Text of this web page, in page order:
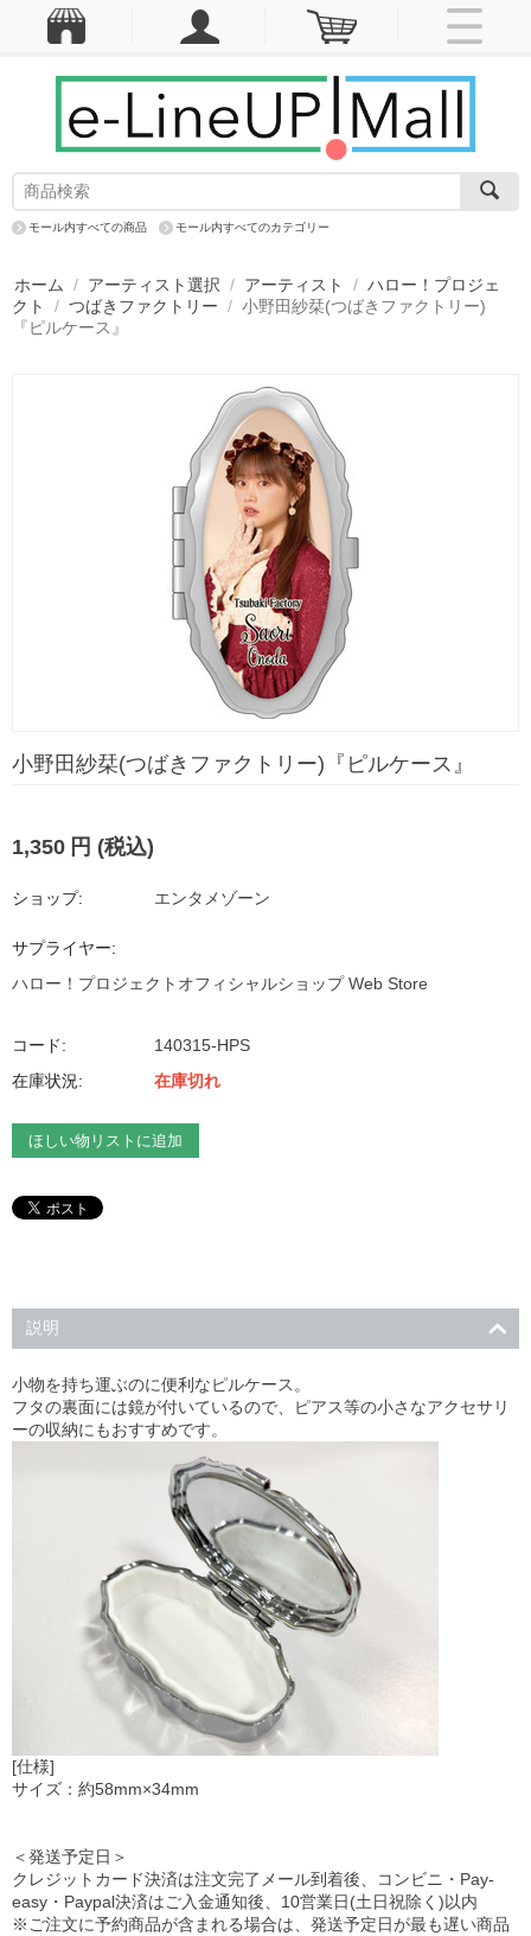
モール内すべての商品 モール内すべてのカテゴリー
ホーム / アーティスト選択 / アーティスト / ハロー！プロジェ
クト
/ つばきファクトリー / 小野田紗栞(つばきファクトリー)
『ピルケース』
小野田紗栞(つばきファクトリー)『ピルケース』
1,350 円 (税込)
ショップ: エンタメゾーン
サプライヤー:
ハロー！プロジェクトオフィシャルショップ Web Store
コード:
140315-HPS
在庫状況:
在庫切れ
ほしい物リストに追加
説明
小物を持ち運ぶのに便利なピルケース。
フタの裏面には鏡が付いているので、ピアス等の小さなアクセサリ
ーの収納にもおすすめです。
[仕様]
サイズ：約58mm×34mm
＜発送予定日＞
クレジットカード決済は注文完了メール到着後、コンビニ・Pay-
easy・Paypal決済はご入金通知後、10営業日(土日祝除く)以内
※ご注文に予約商品が含まれる場合は、発送予定日が最も遅い商品